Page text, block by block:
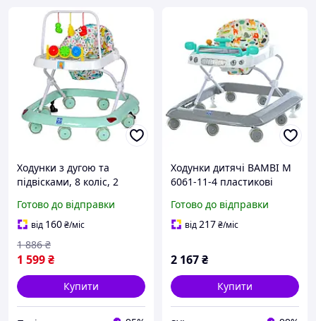
Ходунки з дугою та
підвісками, 8 коліс, 2
батарейки, м ятні (M
0541C-10)
Готово до відправки
від 160₴/міс
1 599₴
1 886 ₴
Купити
Ходунки дитячі BAMBI M
6061-11-4 пластикові
коліс музика світло для
малюків вдома
Готово до відправки
від217₴/міс
2 167₴
Купити